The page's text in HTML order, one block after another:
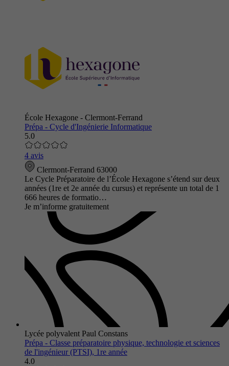
École Hexagone - Clermont-Ferrand
Prépa - Cycle d'Ingénierie Informatique
5.0
4 avis
Clermont-Ferrand 63000
Le Cycle Préparatoire de l’École Hexagone s’étend sur deux
années (1re et 2e année du cursus) et représente un total de 1
666 heures de formatio…
Je m’informe gratuitement
Lycée polyvalent Paul Constans
Prépa - Classe préparatoire physique, technologie et sciences
de l'ingénieur (PTSI), 1re année
4.0